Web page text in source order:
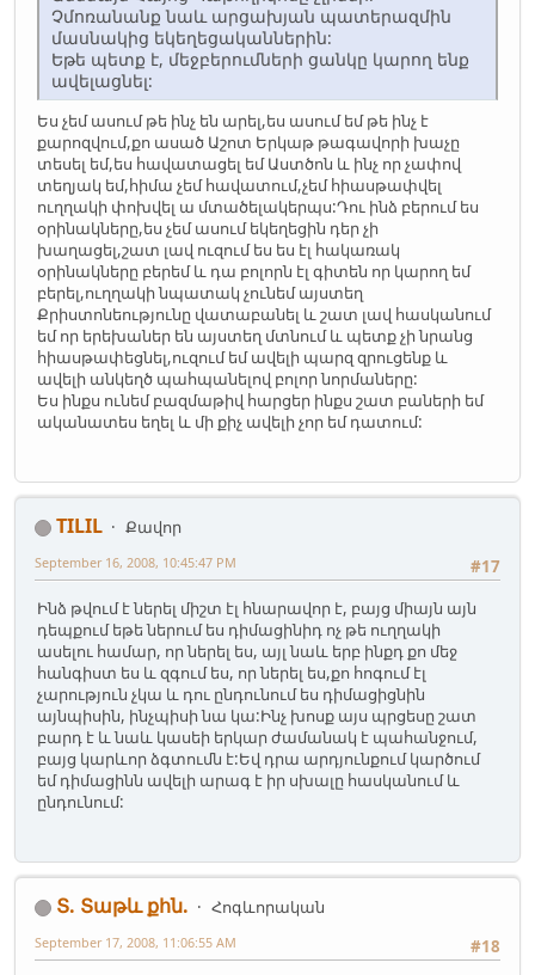
Չմոռանանք նաև արցախյան պատերազմին
մասնակից եկեղեցականներին:
Եթե պետք է, մեջբերումների ցանկը կարող ենք
ավելացնել:
Ես չեմ ասում թե ինչ են արել,ես ասում եմ թե ինչ է
քարոզվում,քո ասած Աշոտ Երկաթ թագավորի խաչը
տեսել եմ,ես հավատացել եմ Աստծոն և ինչ որ չափով
տեղյակ եմ,հիմա չեմ հավատում,չեմ հիասթափվել
ուղղակի փոխվել ա մտածելակերպս:Դու ինձ բերում ես
օրինակները,ես չեմ ասում եկեղեցին դեր չի
խաղացել,շատ լավ ուզում ես ես էլ հակառակ
օրինակները բերեմ և դա բոլորն էլ գիտեն որ կարող եմ
բերել,ուղղակի նպատակ չունեմ այստեղ
Քրիստոնեությունը վատաբանել և շատ լավ հասկանում
եմ որ երեխաներ են այստեղ մտնում և պետք չի նրանց
հիասթափեցնել,ուզում եմ ավելի պարզ զրուցենք և
ավելի անկեղծ պահպանելով բոլոր նորմաները:
Ես ինքս ունեմ բազմաթիվ հարցեր ինքս շատ բաների եմ
ականատես եղել և մի քիչ ավելի չոր եմ դատում:
TILIL
Քավոր
#17
September 16, 2008, 10:45:47 PM
Ինձ թվում է ներել միշտ էլ հնարավոր է, բայց միայն այն
դեպքում եթե ներում ես դիմացինիդ ոչ թե ուղղակի
ասելու համար, որ ներել ես, այլ նաև երբ ինքդ քո մեջ
հանգիստ ես և զգում ես, որ ներել ես,քո հոգում էլ
չարություն չկա և դու ընդունում ես դիմացիցնին
այնպիսին, ինչպիսի նա կա:Ինչ խոսք այս պրցեսը շատ
բարդ է և նաև կասեի երկար ժամանակ է պահանջում,
բայց կարևոր ձգտումն է:Եվ դրա արդյունքում կարծում
եմ դիմացինն ավելի արագ է իր սխալը հասկանում և
ընդունում:
Տ. Տաթև քհն.
Հոգևորական
#18
September 17, 2008, 11:06:55 AM